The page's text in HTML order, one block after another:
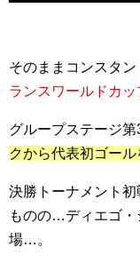
そのままコンスタン
ランスワールドカッ
グループステージ第
クから代表初ゴール
決勝トーナメント
ものの…ディエゴ・
場…。